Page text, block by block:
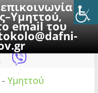
με
email του
2026
- Υμηττού